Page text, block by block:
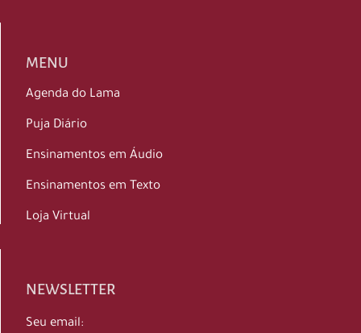
MENU
Agenda do Lama
Puja Diário
Ensinamentos em Áudio
Ensinamentos em Texto
Loja Virtual
NEWSLETTER
Seu email: